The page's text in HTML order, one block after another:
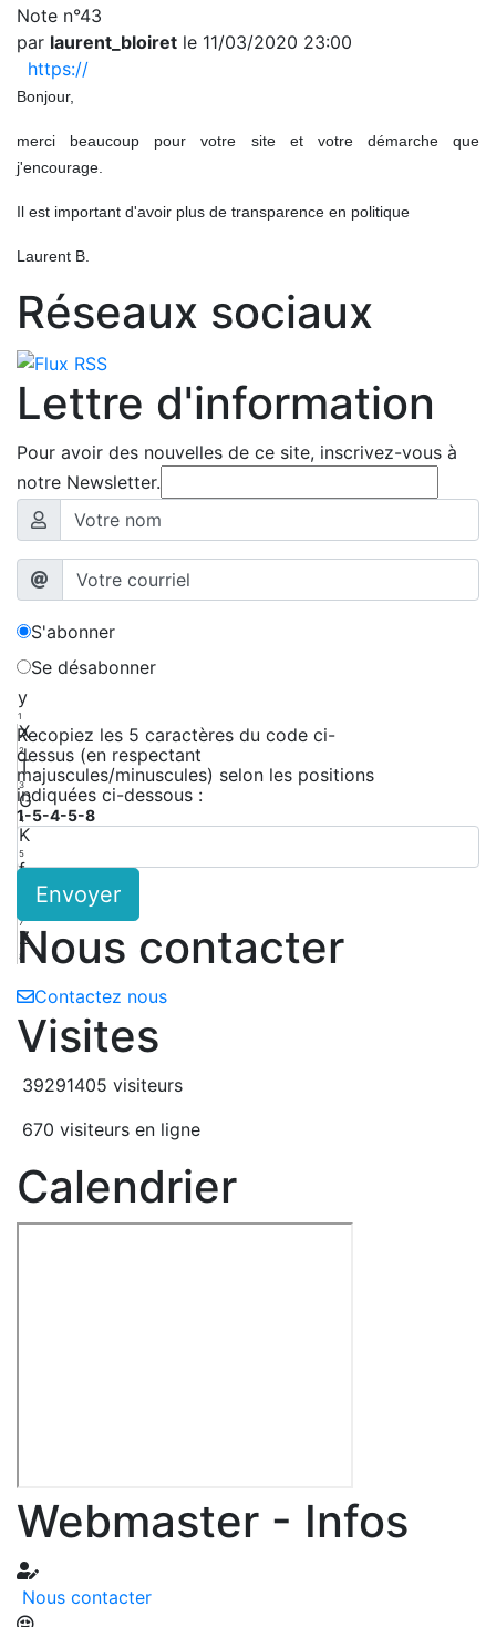
Note n°43
par laurent_bloiret le 11/03/2020 23:00
https://
Bonjour,
merci beaucoup pour votre site et votre démarche que
j'encourage.
Il est important d'avoir plus de transparence en politique
Laurent B.
Réseaux sociaux
Lettre d'information
Pour avoir des nouvelles de ce site, inscrivez-vous à
notre Newsletter.
S'abonner
Se désabonner
y
1
X
2
T
3
G
4
K
5
f
7
Z
8
Recopiez les 5 caractères du code ci-
dessus (en respectant
majuscules/minuscules) selon les positions
indiquées ci-dessous :
1-5-4-5-8
Envoyer
Nous contacter
Contactez nous
Visites
39291405 visiteurs
670 visiteurs en ligne
Calendrier
Webmaster - Infos
Nous contacter